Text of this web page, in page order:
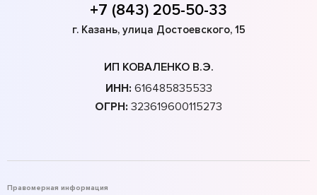
+7 (843) 205-50-33
г. Казань, улица Достоевского, 15
ИП КОВАЛЕНКО В.Э.
ИНН: 616485835533
ОГРН: 323619600115273
Правомерная информация